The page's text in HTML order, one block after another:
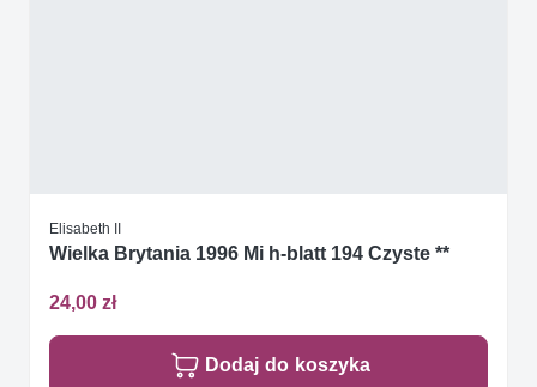
Elisabeth II
Wielka Brytania 1996 Mi h-blatt 194 Czyste **
24,00 zł
Dodaj do koszyka